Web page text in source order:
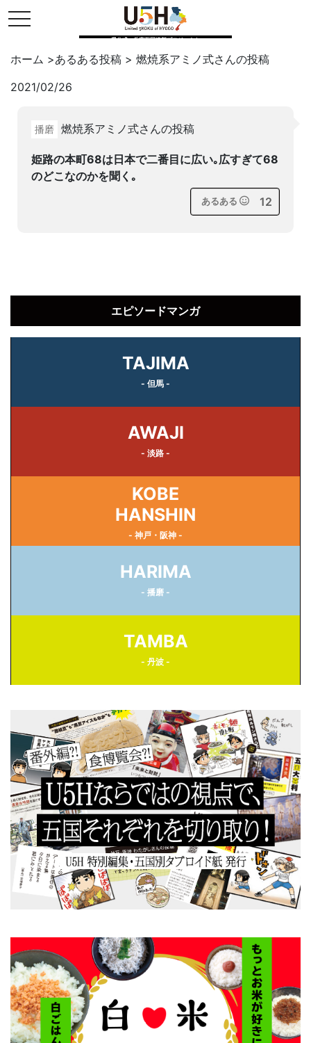
toggle navigation
県公式・兵庫五国連邦プロジェクト
ホーム >あるある投稿 > 燃焼系アミノ式さんの投稿
2021/02/26
播磨 燃焼系アミノ式さんの投稿
姫路の本町68は日本で二番目に広い｡広すぎて68
のどこなのかを聞く｡
あるある 12
Twitter
はてブ
エピソードマンガ
TAJIMA
- 但馬 -
AWAJI
- 淡路 -
KOBE
HANSHIN
- 神戸・阪神 -
HARIMA
- 播磨 -
TAMBA
- 丹波 -